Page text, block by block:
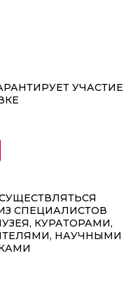
УЧАСТИЕ
СПЕЦИАЛИСТОВ
КУРАТОРАМИ,
НАУЧНЫМИ